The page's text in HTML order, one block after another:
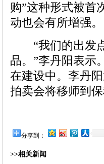
购”这种形式被首
动也会有所增强。
“我们的出发点
品。”李丹阳表示
在建设中。李丹
拍卖会将移师到
分享到：
>>相关新闻